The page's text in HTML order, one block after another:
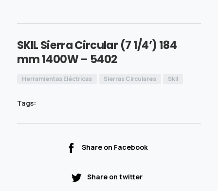
SKIL Sierra Circular (7 1/4’) 184
mm 1400W – 5402
Herramientas Eléctricas Sierras Circulares Skil
Tags:
Share on Facebook
Share on twitter